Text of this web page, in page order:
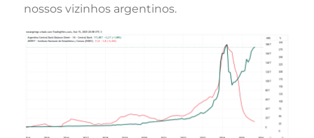
nossos vizinhos argentinos.